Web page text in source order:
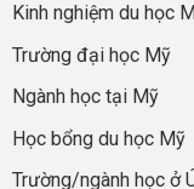
50%
Global
Leaders
Anh
Quốc:
Chiến
Lược
Kinh nghiệm du học
Trường đại học Mỹ
Ngành học tại Mỹ
Học bổng du học Mỹ
Trường/ngành học ở